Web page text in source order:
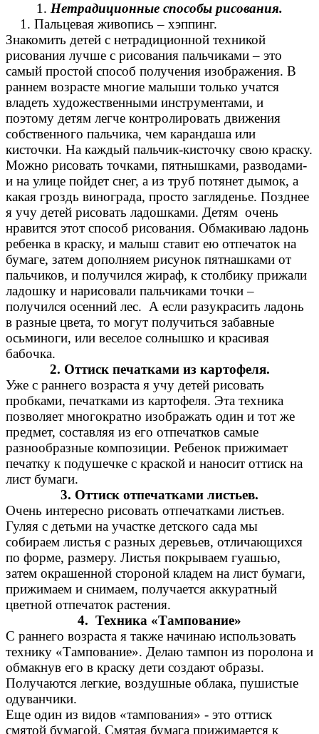
1. Нетрадиционные способы рисования.
1. Пальцевая живопись – хэппинг.
Знакомить детей с нетрадиционной техникой
рисования лучше с рисования пальчиками – это
самый простой способ получения изображения. В
раннем возрасте многие малыши только учатся
владеть художественными инструментами, и
поэтому детям легче контролировать движения
собственного пальчика, чем карандаша или
кисточки. На каждый пальчик-кисточку свою краску.
Можно рисовать точками, пятнышками, разводами-
и на улице пойдет снег, а из труб потянет дымок, а
какая гроздь винограда, просто загляденье. Позднее
я учу детей рисовать ладошками. Детям очень
нравится этот способ рисования. Обмакиваю ладонь
ребенка в краску, и малыш ставит ею отпечаток на
бумаге, затем дополняем рисунок пятнашками от
пальчиков, и получился жираф, к столбику прижали
ладошку и нарисовали пальчиками точки –
получился осенний лес. А если разукрасить ладонь
в разные цвета, то могут получиться забавные
осьминоги, или веселое солнышко и красивая
бабочка.
2. Оттиск печатками из картофеля.
Уже с раннего возраста я учу детей рисовать
пробками, печатками из картофеля. Эта техника
позволяет многократно изображать один и тот же
предмет, составляя из его отпечатков самые
разнообразные композиции. Ребенок прижимает
печатку к подушечке с краской и наносит оттиск на
лист бумаги.
3. Оттиск отпечатками листьев.
Очень интересно рисовать отпечатками листьев.
Гуляя с детьми на участке детского сада мы
собираем листья с разных деревьев, отличающихся
по форме, размеру. Листья покрываем гуашью,
затем окрашенной стороной кладем на лист бумаги,
прижимаем и снимаем, получается аккуратный
цветной отпечаток растения.
4. Техника «Тампование»
С раннего возраста я также начинаю использовать
технику «Тампование». Делаю тампон из поролона и
обмакнув его в краску дети создают образы.
Получаются легкие, воздушные облака, пушистые
одуванчики.
Еще один из видов «тампования» - это оттиск
смятой бумагой. Смятая бумага прижимается к